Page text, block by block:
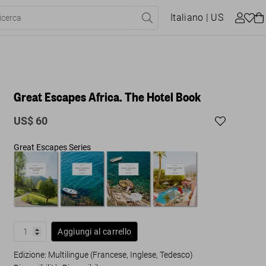
Italiano | US
Great Escapes Africa. The Hotel Book
US$ 60
Great Escapes Series
Aggiungi al carrello
Edizione: Multilingue (Francese, Inglese, Tedesco)